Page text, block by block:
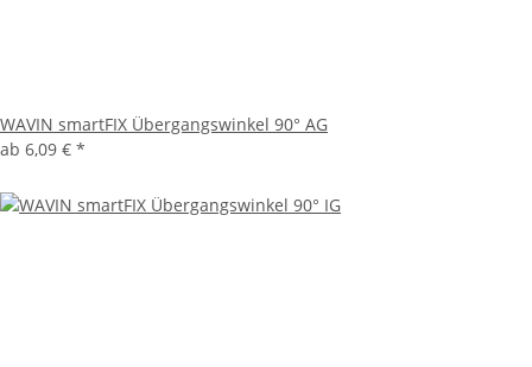
WAVIN smartFIX Übergangswinkel 90° AG
ab 6,09 € *